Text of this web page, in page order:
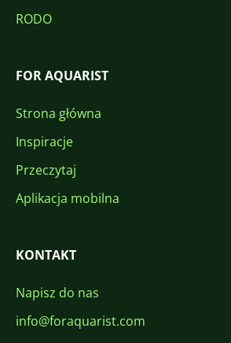
RODO
FOR AQUARIST
Strona główna
Inspiracje
Przeczytaj
Aplikacja mobilna
KONTAKT
Napisz do nas
info@foraquarist.com